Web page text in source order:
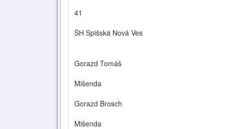
41
ŠH Spišská Nová Ves
Gorazd Tomáš
Mišenda
Gorazd Brosch
Mišenda